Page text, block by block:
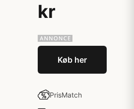
kr
Køb her
PrisMatch